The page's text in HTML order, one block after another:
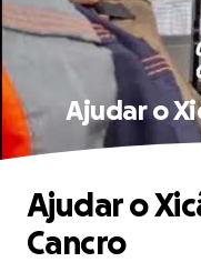
Ajudar o
Ajudar o
Cancro